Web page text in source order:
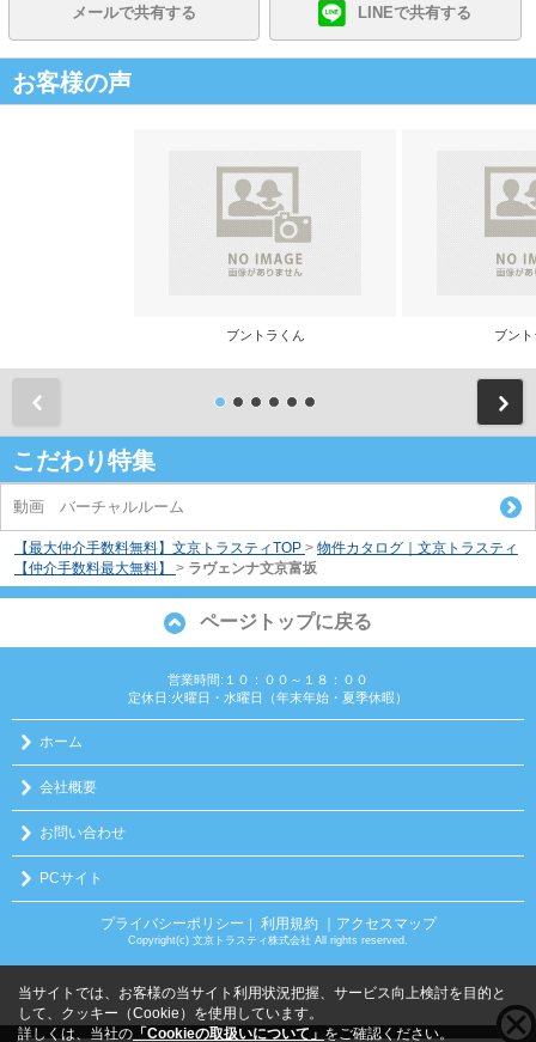
メールで共有する LINEで共有する
お客様の声
ブントラくん ブン
こだわり特集
動画 バーチャルルーム
【最大仲介手数料無料】文京トラスティTOP > 物件カタログ｜文京トラスティ
【仲介手数料最大無料】
> ラヴェンナ文京富坂
ページトップに戻る
営業時間:１０：００～１８：００
定休日:火曜日・水曜日（年末年始・夏季休暇）
ホーム
会社概要
お問い合わせ
PCサイト
プライバシーポリシー ｜ 利用規約 ｜アクセスマップ
Copyright(c) 文京トラスティ株式会社 All rights reserved.
当サイトでは、お客様の当サイト利用状況把握、サービス向上検討を目的と
して、クッキー（Cookie）を使用しています。
詳しくは、当社の 「Cookieの取扱いについて」 をご確認ください。